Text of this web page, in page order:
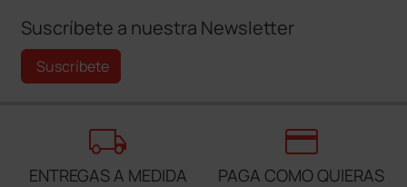
Suscríbete a nuestra Newsletter
Suscríbete
local_shipping
ENTREGAS A MEDIDA
credit_card
PAGA COMO QUIERAS